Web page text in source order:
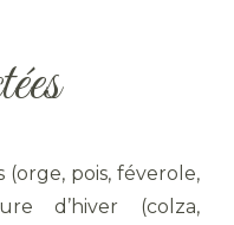
pois, féverole,
d’hiver (colza,